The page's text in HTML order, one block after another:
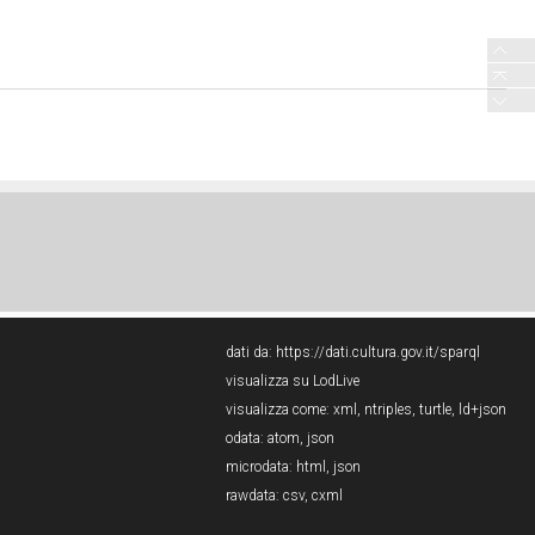
dati da: https://dati.cultura.gov.it/sparql
visualizza su LodLive
visualizza come: xml , ntriples, turtle, ld+json
odata: atom, json
microdata: html , json
rawdata: csv, cxml